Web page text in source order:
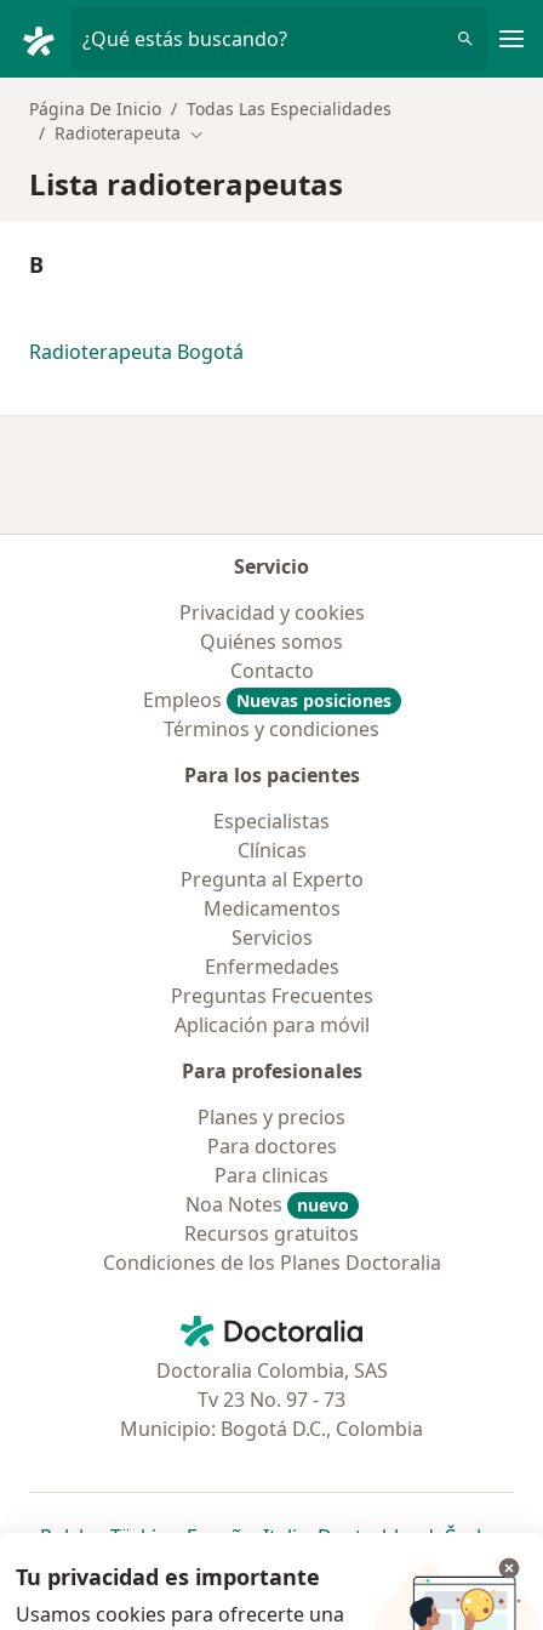
¿Qué estás buscando?
Página De Inicio
Todas Las Especialidades
Radioterapeuta Cambiar de ciudad
Lista radioterapeutas
B
Radioterapeuta Bogotá
Servicio
Privacidad y cookies
Quiénes somos
Contacto
Empleos
Nuevas posiciones
Términos y condiciones
Para los pacientes
Especialistas
Clínicas
Pregunta al Experto
Medicamentos
Servicios
Enfermedades
Preguntas Frecuentes
Aplicación para móvil
Para profesionales
Planes y precios
Para doctores
Para clinicas
Noa Notes
nuevo
Recursos gratuitos
Condiciones de los Planes Doctoralia
Doctoralia - Página de inicio
Doctoralia Colombia, SAS
Tv 23 No. 97 - 73
Municipio: Bogotá D.C., Colombia
Polska se abre en una nueva pestaña
Türkiye se abre en una nueva pestaña
España se abre en una nueva pestaña
Italia se abre en una nueva
Deutschlandse abre en
Česko
Portugal
se abre en una nueva pestaña
México se abre en una nueva pestaña
Chile se abre en una nueva pestaña
Brasil se abre en una nueva
se abre en
se
se abre en una nueva
Tu privacidad es importante
Usamos cookies para ofrecerte una